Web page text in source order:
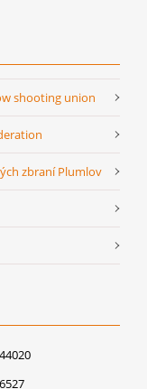
shooting union
zbraní Plumlov